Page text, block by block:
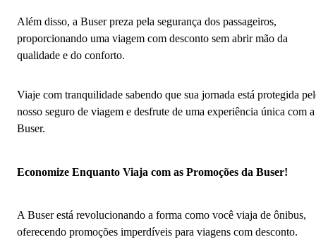
Além disso, a Buser preza pela segurança dos passageiros,
proporcionando uma viagem com desconto sem abrir mão da
qualidade e do conforto.
Viaje com tranquilidade sabendo que sua jornada está protegida
nosso seguro de viagem e desfrute de uma experiência única com a
Buser.
Economize Enquanto Viaja com as Promoções da Buser!
A Buser está revolucionando a forma como você viaja de ônibus,
oferecendo promoções imperdíveis para viagens com desconto.